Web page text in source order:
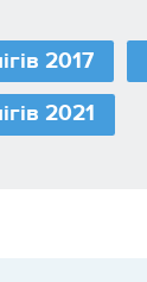
2017
2021